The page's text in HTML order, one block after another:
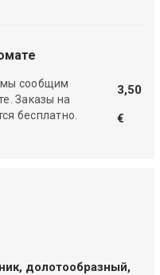
мы сообщим
Заказы на
бесплатно.
3,50
€
долотообразный,